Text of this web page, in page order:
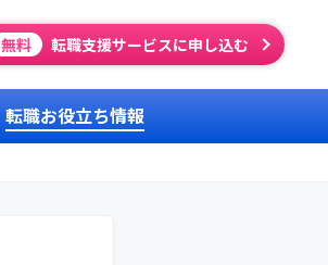
無料 転職支援サービスに申し込む
転職お役立ち情報